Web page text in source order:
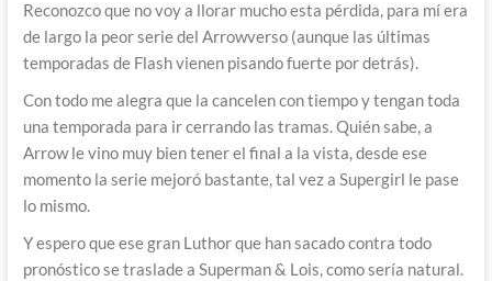
Reconozco que no voy a llorar mucho esta pérdida, para mí era
de largo la peor serie del Arrowverso (aunque las últimas
temporadas de Flash vienen pisando fuerte por detrás).
Con todo me alegra que la cancelen con tiempo y tengan toda
una temporada para ir cerrando las tramas. Quién sabe, a
Arrow le vino muy bien tener el final a la vista, desde ese
momento la serie mejoró bastante, tal vez a Supergirl le pase
lo mismo.
Y espero que ese gran Luthor que han sacado contra todo
pronóstico se traslade a Superman & Lois, como sería natural.